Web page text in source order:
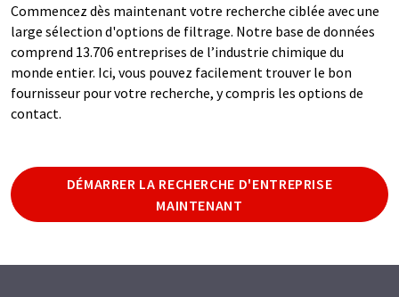
Commencez dès maintenant votre recherche ciblée avec une
large sélection d'options de filtrage. Notre base de données
comprend 13.706 entreprises de l’industrie chimique du
monde entier. Ici, vous pouvez facilement trouver le bon
fournisseur pour votre recherche, y compris les options de
contact.
DÉMARRER LA RECHERCHE D'ENTREPRISE
MAINTENANT